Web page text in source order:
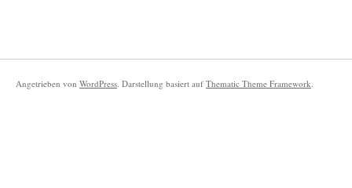
Angetrieben von WordPress . Darstellung basiert auf Thematic Theme Framework